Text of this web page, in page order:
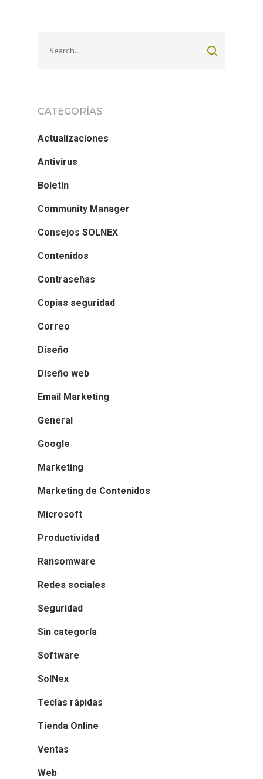
CATEGORÍAS
Actualizaciones
Antivirus
Boletín
Community Manager
Consejos SOLNEX
Contenidos
Contraseñas
Copias seguridad
Correo
Diseño
Diseño web
Email Marketing
General
Google
Marketing
Marketing de Contenidos
Microsoft
Productividad
Ransomware
Redes sociales
Seguridad
Sin categoría
Software
SolNex
Teclas rápidas
Tienda Online
Ventas
Web